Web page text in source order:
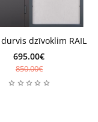
dzīvoklim RAIL
695.00€
850.00€